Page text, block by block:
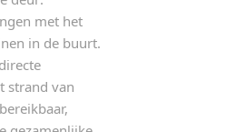
met het
in de buurt.
strand van